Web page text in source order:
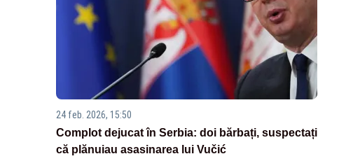
24 feb. 2026, 15:50
Complot dejucat în Serbia: doi bărbați, suspectați
că plănuiau asasinarea lui Vučić